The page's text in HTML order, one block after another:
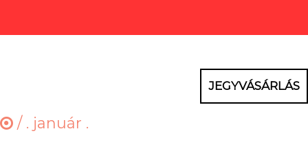
JEGYVÁSÁRLÁS
/ . január .